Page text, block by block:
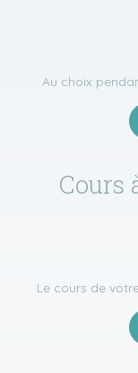
Au choix
Cours
Le cours de